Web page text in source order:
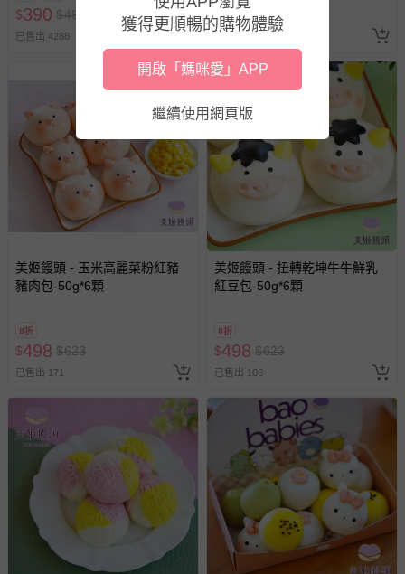
經消費者拆封之影音商品或電腦軟體（例如 DVD、CD
非以有形媒介提供之數位內容或一經提供即為完成之線
上服務，經消費者事先同意始提供（例如線上課程、遊
戲或活動點數等）。
已拆封之以下類型商品：
-個人衛生用品（例如尿布、貼身衣物、泳裝、襪子、地
墊、寢具類等）。
-新生兒親膚衣物（嬰幼兒包巾與背巾、包屁衣、學習
褲、紗布衣等）。
-接觸性孕哺產品（奶嘴、奶瓶、擠乳器、哺乳衣、托腹
帶束縛衣、餐搖椅等）。
-其他原廠盒裝商品封口處已貼上「不可拆封」，或具警
國際航空、客運、訂房等服務。
相關的退換貨辦理流程，可詳見：退換貨 & 退款問題
其他常見問題：
運送服務：目前提供的運送僅限台灣本島。如您位於離島地
區，可能會無法配送，或須依據商品需加收離島運費。廠商
亦保留出貨與否的權利。離島、偏遠地區、樓層親送等加價
費用，可能會另需加收。
商品實際的配達日期，可於訂單個人資料內的查詢訂單內，
已出貨通知之訊息為主。
訂單編號兌換，逾期作廢) (大
人小孩均一價(3歲以上需購票))
$390 $490
已售出 4288
$498 $623
美姬饅頭 - 玉米高麗菜粉紅豬
豬肉包-50g*6顆
8折
$498 $623
已售出 171
美姬饅頭 - 扭轉乾坤牛牛鮮乳
紅豆包-50g*6顆
8折
$498 $623
已售出 106
獲得更順暢的購物體驗
開啟「媽咪愛」APP
繼續使用網頁版